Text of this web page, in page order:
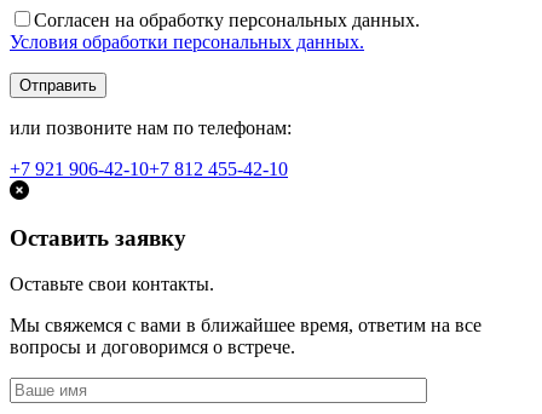
Согласен на обработку персональных данных.
Условия обработки персональных данных.
или позвоните нам по телефонам:
+7 921 906-42-10+7 812 455-42-10
Оставить заявку
Оставьте свои контакты.
Мы свяжемся с вами в ближайшее время, ответим на все
вопросы и договоримся о встрече.